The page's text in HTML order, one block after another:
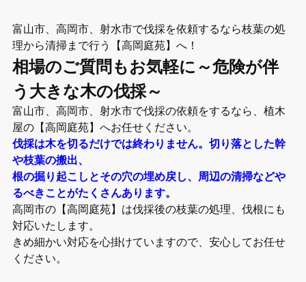
富山市、高岡市、射水市で伐採を依頼するなら枝葉の処
理から清掃まで行う【高岡庭苑】へ！
相場のご質問もお気軽に～危険が伴
う大きな木の伐採～
富山市、高岡市、射水市で伐採の依頼をするなら、植木
屋の【高岡庭苑】へお任せください。
伐採は木を切るだけでは終わりません。切り落とした幹
や枝葉の搬出、
根の掘り起こしとその穴の埋め戻し、周辺の清掃などや
るべきことがたくさんあります。
高岡市の【高岡庭苑】は伐採後の枝葉の処理、伐根にも
対応いたします。
きめ細かい対応を心掛けていますので、安心してお任せ
ください。